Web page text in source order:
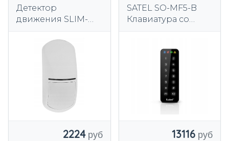
Детектор
движения SLIM-
защитой от
животных до 20 кг
2224
SATEL SO-MF5-B
Клавиатура со
13116